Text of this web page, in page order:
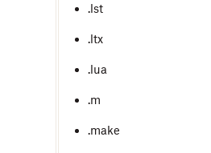
.lst
.ltx
.lua
.m
.make